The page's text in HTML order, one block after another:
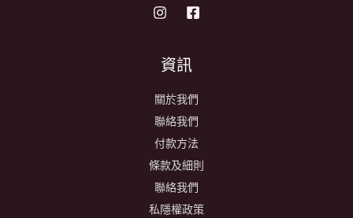
資訊
關於我們
聯絡我們
付款方法
條款及細則
聯絡我們
私隱權政策